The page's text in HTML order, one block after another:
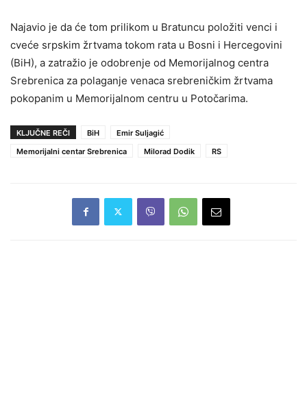
Najavio je da će tom prilikom u Bratuncu položiti venci i
cveće srpskim žrtvama tokom rata u Bosni i Hercegovini
(BiH), a zatražio je odobrenje od Memorijalnog centra
Srebrenica za polaganje venaca srebreničkim žrtvama
pokopanim u Memorijalnom centru u Potočarima.
KLJUČNE REČI BiH
Emir Suljagić
Memorijalni centar Srebrenica
Milorad Dodik RS